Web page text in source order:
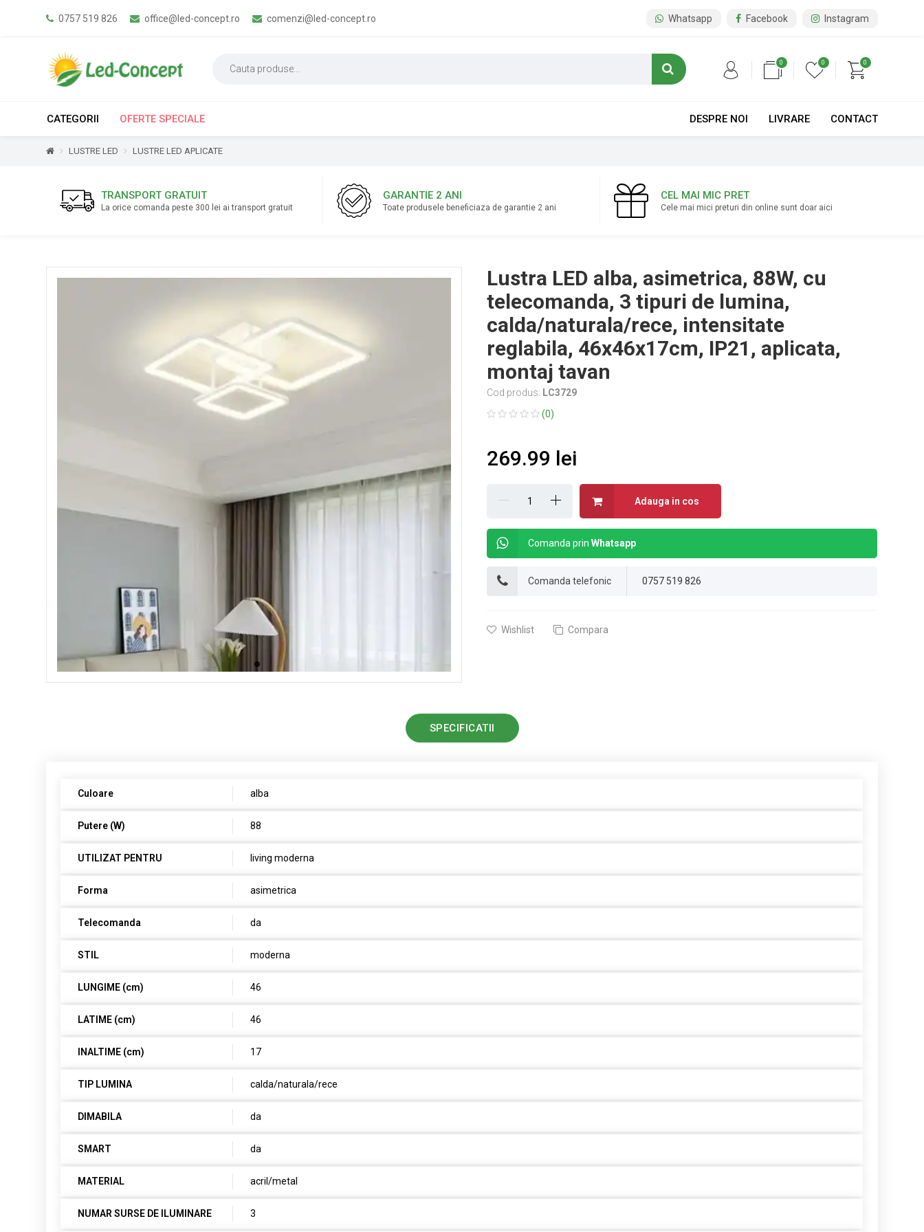
0757 519 826 office@led-concept.ro comenzi@led-concept.ro Whatsapp Facebook Instagram
0
0
0
CATEGORII OFERTE SPECIALE CONTACT
LIVRARE
DESPRE NOI
LUSTRE LED LUSTRE LED APLICATE
TRANSPORT GRATUIT
La orice comanda peste 300 lei ai transport gratuit
GARANTIE 2 ANI
Toate produsele beneficiaza de garantie 2 ani
CEL MAI MIC PRET
Cele mai mici preturi din online sunt doar aici
Lustra LED alba, asimetrica, 88W, cu
telecomanda, 3 tipuri de lumina,
calda/naturala/rece, intensitate
reglabila, 46x46x17cm, IP21, aplicata,
montaj tavan
Cod produs: LC3729
(0)
269.99 lei
Adauga in cos
Comanda prinWhatsapp
Comanda telefonic 0757 519 826
Wishlist Compara
SPECIFICATII
Culoare alba
Putere (W) 88
UTILIZAT PENTRU living moderna
Forma asimetrica
Telecomanda da
STIL moderna
LUNGIME (cm) 46
LATIME (cm) 46
INALTIME (cm) 17
TIP LUMINA calda/naturala/rece
DIMABILA da
SMART da
MATERIAL acril/metal
NUMAR SURSE DE ILUMINARE 3